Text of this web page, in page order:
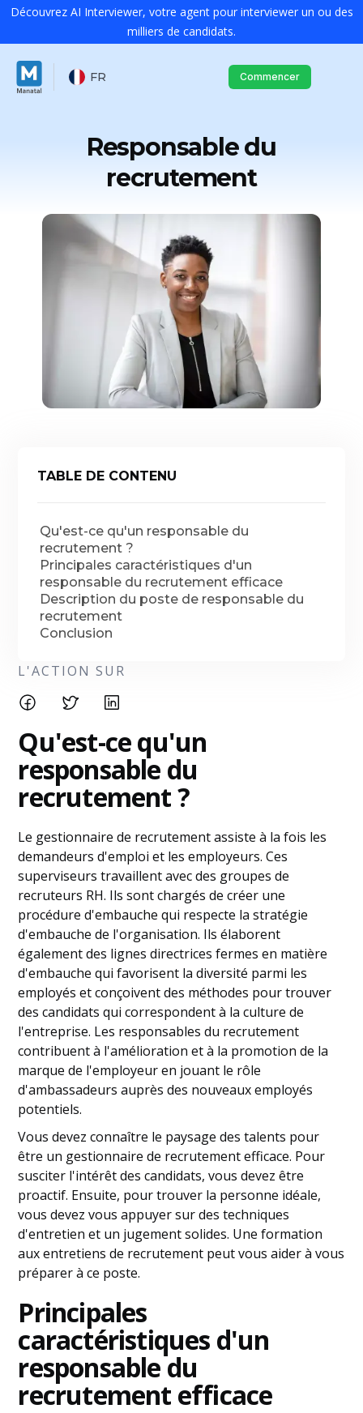
Découvrez AI Interviewer, votre agent pour interviewer un ou des
milliers de candidats.
FR Commencer
Responsable du
recrutement
TABLE DE CONTENU
Qu'est-ce qu'un responsable du
recrutement ?
Principales caractéristiques d'un
responsable du recrutement efficace
Description du poste de responsable du
recrutement
Conclusion
L'ACTION SUR
Qu'est-ce qu'un
responsable du
recrutement ?
Le gestionnaire de recrutement assiste à la fois les
demandeurs d'emploi et les employeurs. Ces
superviseurs travaillent avec des groupes de
recruteurs RH. Ils sont chargés de créer une
procédure d'embauche qui respecte la stratégie
d'embauche de l'organisation. Ils élaborent
également des lignes directrices fermes en matière
d'embauche qui favorisent la diversité parmi les
employés et conçoivent des méthodes pour trouver
des candidats qui correspondent à la culture de
l'entreprise. Les responsables du recrutement
contribuent à l'amélioration et à la promotion de la
marque de l'employeur en jouant le rôle
d'ambassadeurs auprès des nouveaux employés
potentiels.
Vous devez connaître le paysage des talents pour
être un gestionnaire de recrutement efficace. Pour
susciter l'intérêt des candidats, vous devez être
proactif. Ensuite, pour trouver la personne idéale,
vous devez vous appuyer sur des techniques
d'entretien et un jugement solides. Une formation
aux entretiens de recrutement peut vous aider à vous
préparer à ce poste.
Principales
caractéristiques d'un
responsable du
recrutement efficace